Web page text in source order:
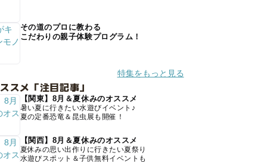
その道のプロに教わる
こだわりの親子体験プログラム！
特集をもっと見る
スメ「注目記事」
【関東】8月＆夏休みのオススメ
暑い夏に行きたい水遊びイベント♪
夏の定番恐竜＆昆虫展も開催！
【関西】8月＆夏休みのオススメ
夏休みの思い出作りに行きたい夏祭り
水遊びスポット＆子供無料イベントも